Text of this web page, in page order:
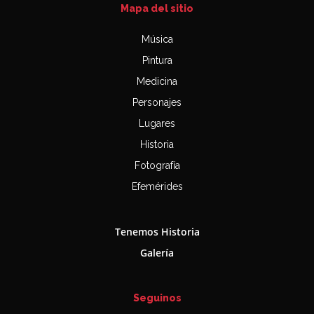
Mapa del sitio
Música
Pintura
Medicina
Personajes
Lugares
Historia
Fotografía
Efemérides
Tenemos Historia
Galería
Seguinos